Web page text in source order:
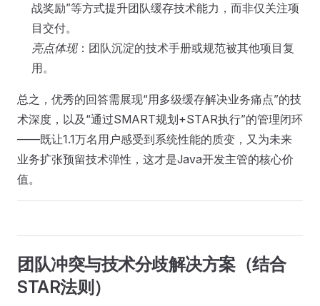
战奖励”等方式提升团队缓存技术能力，而非仅关注项
目交付。
亮点体现：团队沉淀的技术手册或规范被其他项目复
用。
总之，优秀的回答需展现“用多级缓存解决业务痛点”的技
术深度，以及“通过SMART规划+STAR执行”的管理闭环
——既让1.1万名用户感受到系统性能的质变，又为未来
业务扩张预留技术弹性，这才是Java开发主管的核心价
值。
团队冲突与技术分歧解决方案（结合
STAR法则）